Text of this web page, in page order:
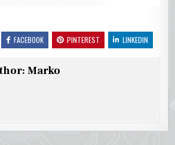
FACEBOOK PINTEREST LINKEDIN
Marko